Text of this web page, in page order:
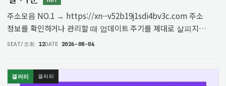
주소모음 NO.1 → https://xn--v52b19j1sdi4bv3c.com 주소
정보를 확인하거나 관리할 때 업데이트 주기를 제대로 살피지
않으면 필요한 순간에 맞지 않는 정보를 사용할 수 있습니다. 특히
SEAT/조회 12DATE 2026-08-04
갤러리 갤러리